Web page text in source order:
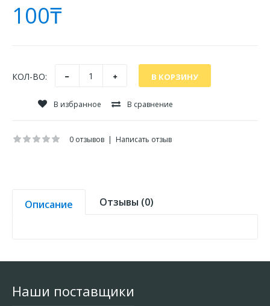
100₸
КОЛ-ВО:
В избранное В сравнение
0 отзывов | Написать отзыв
Описание Отзывы (0)
Наши поставщики